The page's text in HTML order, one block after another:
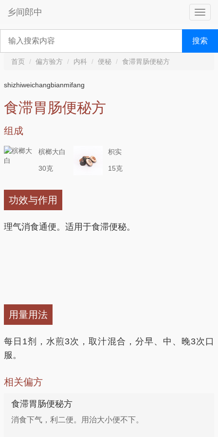
乡间郎中
搜索
首页 偏方验方 内科 便秘 食滞胃肠便秘方
shizhiweichangbianmifang
食滞胃肠便秘方
组成
槟榔大白
30克
枳实
15克
功效与作用
理气消食通便。适用于食滞便秘。
用量用法
每日1剂，水煎3次，取汁混合，分早、中、晚3次口
服。
相关偏方
食滞胃肠便秘方
消食下气，利二便。用治大小便不下。